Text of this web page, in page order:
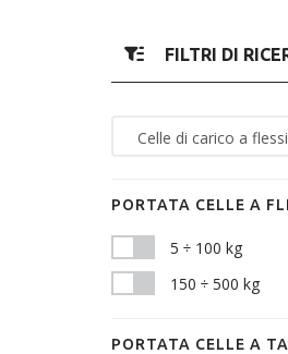
FILTRI DI
PORTATA CELLE A
5 ÷ 100 kg
150 ÷ 500 kg
PORTATA CELLE A